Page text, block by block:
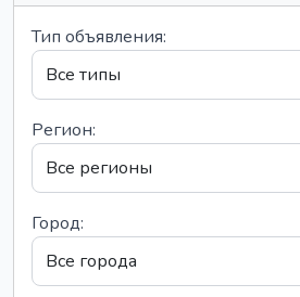
Тип объявления:
Регион:
Город: